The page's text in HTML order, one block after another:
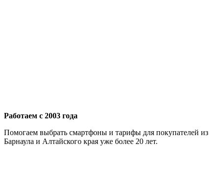
Работаем с 2003 года
Помогаем выбрать смартфоны и тарифы для покупателей из
Барнаула и Алтайского края уже более 20 лет.